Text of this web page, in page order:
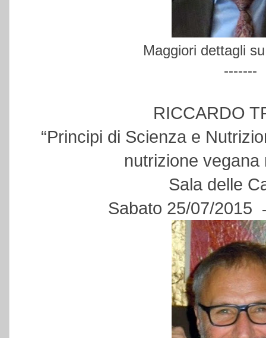
Maggiori dettagli
-------
RICCARDO
“Principi di Scienza e
nutrizione vegana
Sala delle
Sabato 25/07/2015
-